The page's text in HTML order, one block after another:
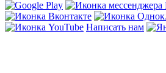
Написать нам